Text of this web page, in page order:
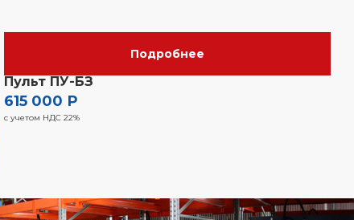
Подробнее
Пульт ПУ-БЗ
615 000 Р
с учетом НДС 22%